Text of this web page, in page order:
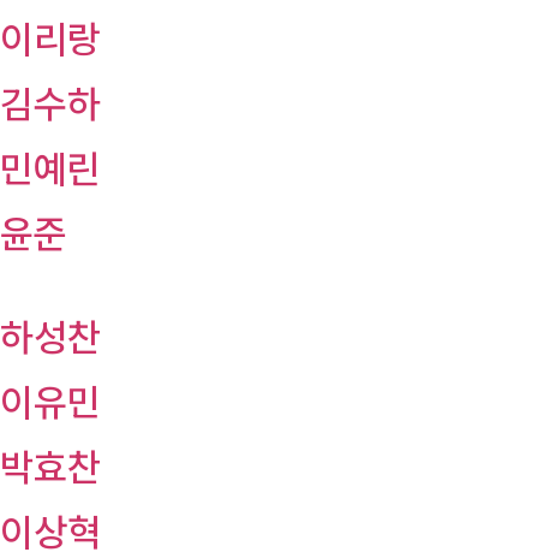
이리랑
김수하
민예린
윤준
하성찬
이유민
박효찬
이상혁